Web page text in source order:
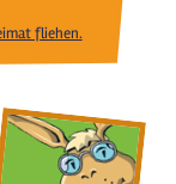
fliehen.